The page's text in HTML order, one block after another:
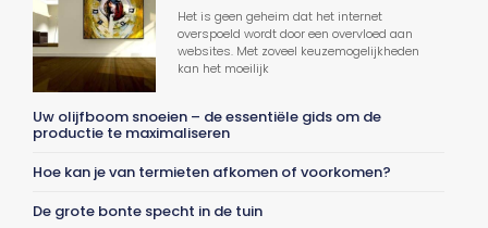
Het is geen geheim dat het internet
overspoeld wordt door een overvloed aan
websites. Met zoveel keuzemogelijkheden
kan het moeilijk
Uw olijfboom snoeien – de essentiële gids om de
productie te maximaliseren
Hoe kan je van termieten afkomen of voorkomen?
De grote bonte specht in de tuin